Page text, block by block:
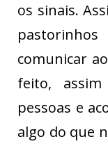
os sinais.
comunicar
feito,
pessoas e
algo do que